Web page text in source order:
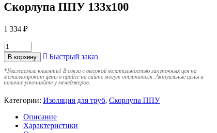
Скорлупа ППУ 133х100
1 334 ₽
В корзину Быстрый заказ
*Уважаемые клиенты! В связи с высокой волатильностью закупочных цен на
металлопрокат цены в прайсе на сайте могут отличаться. Актуальные цены и
наличие уточняйте у менеджеров.
Категории: Изоляция для труб, Скорлупа ППУ
Описание
Характеристики